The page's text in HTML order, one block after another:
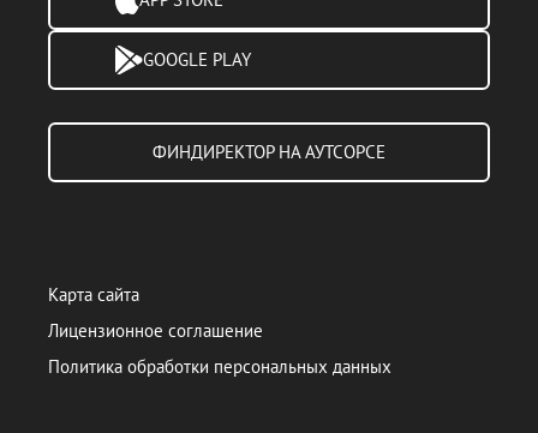
GOOGLE PLAY
ФИНДИРЕКТОР НА АУТСОРСЕ
Карта сайта
Лицензионное соглашение
Политика обработки персональных данных